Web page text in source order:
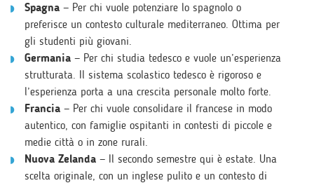
Spagna — Per chi vuole potenziare lo spagnolo o
preferisce un contesto culturale mediterraneo. Ottima per
gli studenti più giovani.
Germania — Per chi studia tedesco e vuole un’esperienza
strutturata. Il sistema scolastico tedesco è rigoroso e
l’esperienza porta a una crescita personale molto forte.
Francia — Per chi vuole consolidare il francese in modo
autentico, con famiglie ospitanti in contesti di piccole e
medie città o in zone rurali.
Nuova Zelanda — Il secondo semestre qui è estate. Una
scelta originale, con un inglese pulito e un contesto di